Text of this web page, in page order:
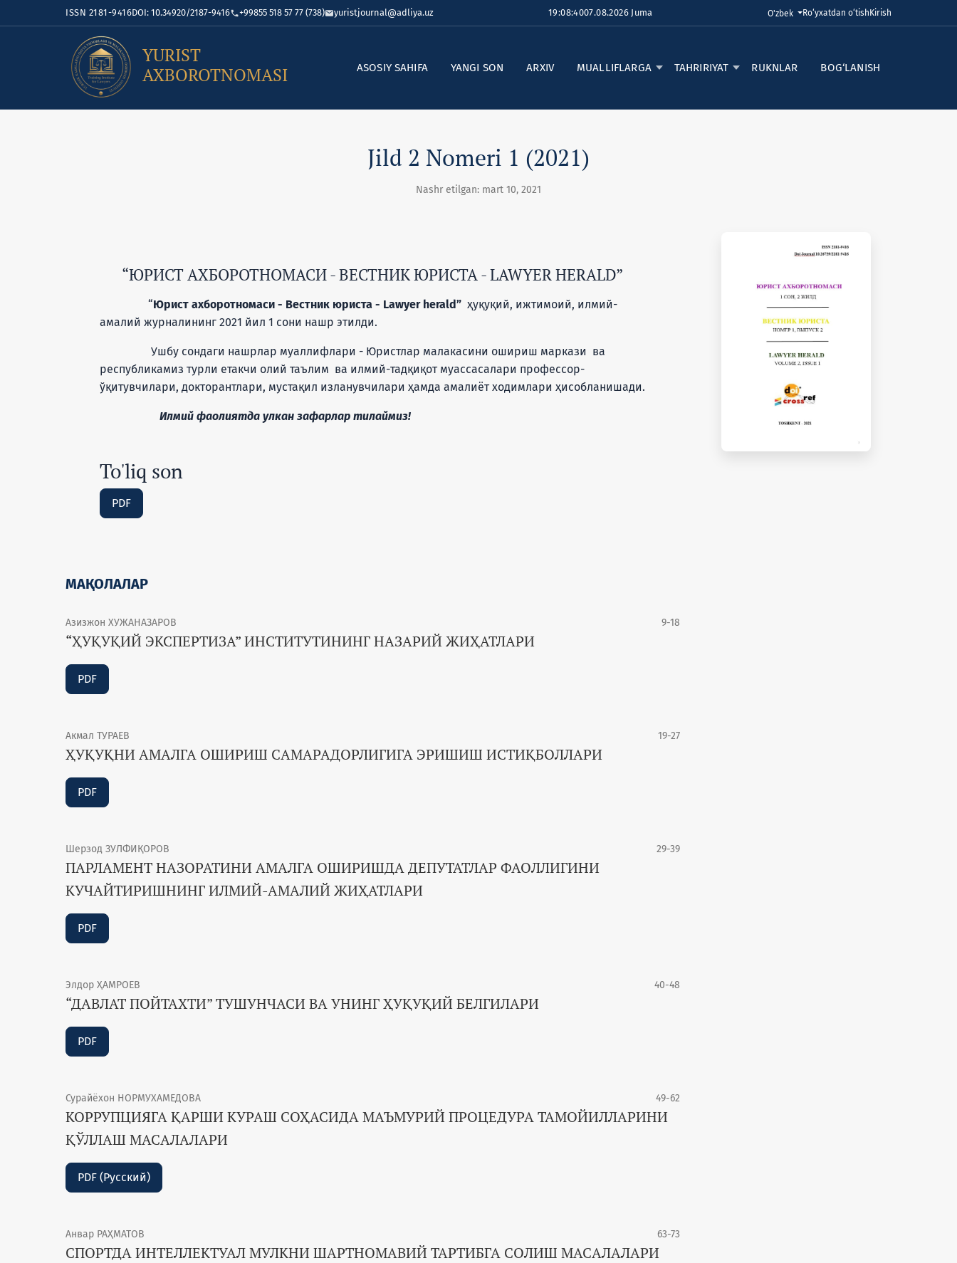
ISSN 2181-9416DOI: 10.34920/2187-9416 +99855 518 57 77 (738) yuristjournal@adliya.uz 19:08:4107.08.2026 Juma Tilni o'zgartirish. Joriy til:
O'zbek Ro‘yxatdan o‘tishKirish
YURIST
AXBOROTNOMASI
ASOSIY SAHIFA YANGI SON ARXIV MUALLIFLARGA TAHRIRIYAT RUKNLAR BOG‘LANISH
Jild 2 Nomeri 1 (2021)
Nashr etilgan: mart 10, 2021
“ЮРИСТ АХБОРОТНОМАСИ - ВЕСТНИК ЮРИСТА - LAWYER HERALD”
“Юрист ахборотномаси - Вестник юриста - Lawyer herald” ҳуқуқий, ижтимоий, илмий-
амалий журналининг 2021 йил 1 сони нашр этилди.
Ушбу сондаги нашрлар муаллифлари - Юристлар малакасини ошириш маркази ва
республикамиз турли етакчи олий таълим ва илмий-тадқиқот муассасалари профессор-
ўқитувчилари, докторантлари, мустақил изланувчилари ҳамда амалиёт ходимлари ҳисобланишади.
Илмий фаолиятда улкан зафарлар тилаймиз!
To'liq son
PDF
МАҚОЛАЛАР
Азизжон ХУЖАНАЗАРОВ 9-18
“ҲУҚУҚИЙ ЭКСПЕРТИЗА” ИНСТИТУТИНИНГ НАЗАРИЙ ЖИҲАТЛАРИ
PDF
Акмал ТУРАЕВ 19-27
ҲУҚУҚНИ АМАЛГА ОШИРИШ САМАРАДОРЛИГИГА ЭРИШИШ ИСТИҚБОЛЛАРИ
PDF
Шерзод ЗУЛФИҚОРОВ 29-39
ПАРЛАМЕНТ НАЗОРАТИНИ АМАЛГА ОШИРИШДА ДЕПУТАТЛАР ФАОЛЛИГИНИ
КУЧАЙТИРИШНИНГ ИЛМИЙ-АМАЛИЙ ЖИҲАТЛАРИ
PDF
Элдор ҲАМРОЕВ 40-48
“ДАВЛАТ ПОЙТАХТИ” ТУШУНЧАСИ ВА УНИНГ ҲУҚУҚИЙ БЕЛГИЛАРИ
PDF
Сурайёхон НОРМУХАМЕДОВА 49-62
КОРРУПЦИЯГА ҚАРШИ КУРАШ СОҲАСИДА МАЪМУРИЙ ПРОЦЕДУРА ТАМОЙИЛЛАРИНИ
ҚЎЛЛАШ МАСАЛАЛАРИ
PDF (Русский)
Анвар РАҲМАТОВ 63-73
СПОРТДА ИНТЕЛЛЕКТУАЛ МУЛКНИ ШАРТНОМАВИЙ ТАРТИБГА СОЛИШ МАСАЛАЛАРИ